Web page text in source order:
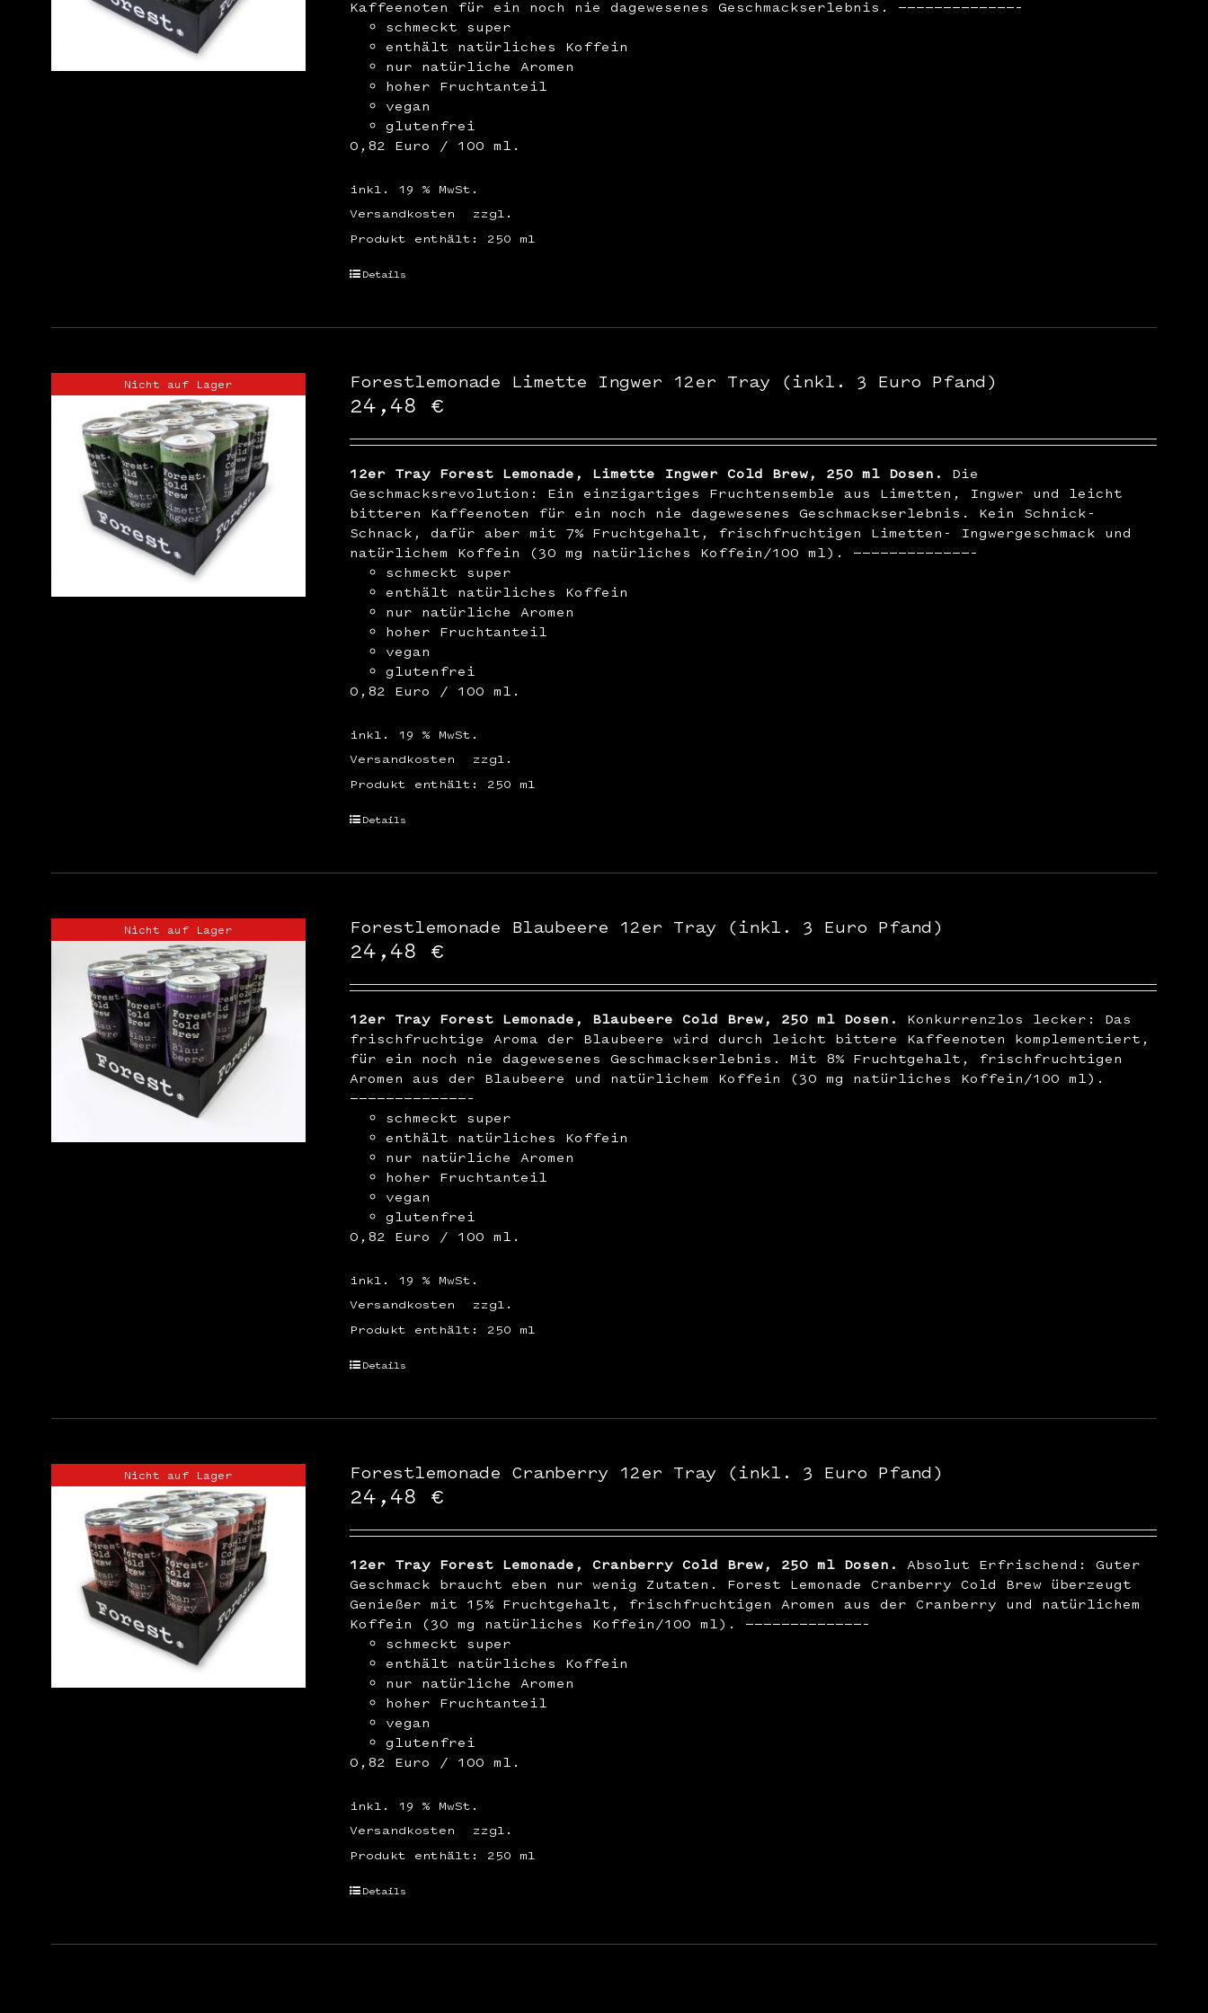
Kaffeenoten für ein noch nie dagewesenes Geschmackserlebnis. —————————————–
schmeckt super
enthält natürliches Koffein
nur natürliche Aromen
hoher Fruchtanteil
vegan
glutenfrei
0,82 Euro / 100 ml.
inkl. 19 % MwSt.
zzgl.
Versandkosten
Produkt enthält: 250 ml
Details
Nicht auf Lager Forestlemonade Limette Ingwer 12er Tray (inkl. 3 Euro Pfand)
24,48 €
12er Tray Forest Lemonade, Limette Ingwer Cold Brew, 250 ml Dosen.
Die
Geschmacksrevolution: Ein einzigartiges Fruchtensemble aus Limetten, Ingwer und leicht
bitteren Kaffeenoten für ein noch nie dagewesenes Geschmackserlebnis. Kein Schnick-
Schnack, dafür aber mit 7% Fruchtgehalt, frischfruchtigen Limetten- Ingwergeschmack und
natürlichem Koffein (30 mg natürliches Koffein/100 ml). —————————————–
schmeckt super
enthält natürliches Koffein
nur natürliche Aromen
hoher Fruchtanteil
vegan
glutenfrei
0,82 Euro / 100 ml.
inkl. 19 % MwSt.
zzgl.
Versandkosten
Produkt enthält: 250 ml
Details
Nicht auf Lager Forestlemonade Blaubeere 12er Tray (inkl. 3 Euro Pfand)
24,48 €
12er Tray Forest Lemonade, Blaubeere Cold Brew, 250 ml Dosen.
Konkurrenzlos lecker: Das
frischfruchtige Aroma der Blaubeere wird durch leicht bittere Kaffeenoten komplementiert,
für ein noch nie dagewesenes Geschmackserlebnis. Mit 8% Fruchtgehalt, frischfruchtigen
Aromen aus der Blaubeere und natürlichem Koffein (30 mg natürliches Koffein/100 ml).
—————————————–
schmeckt super
enthält natürliches Koffein
nur natürliche Aromen
hoher Fruchtanteil
vegan
glutenfrei
0,82 Euro / 100 ml.
inkl. 19 % MwSt.
zzgl.
Versandkosten
Produkt enthält: 250 ml
Details
Nicht auf Lager Forestlemonade Cranberry 12er Tray (inkl. 3 Euro Pfand)
24,48 €
12er Tray Forest Lemonade, Cranberry Cold Brew, 250 ml Dosen.
Absolut Erfrischend: Guter
Geschmack braucht eben nur wenig Zutaten. Forest Lemonade Cranberry Cold Brew überzeugt
Genießer mit 15% Fruchtgehalt, frischfruchtigen Aromen aus der Cranberry und natürlichem
Koffein (30 mg natürliches Koffein/100 ml). —————————————–
schmeckt super
enthält natürliches Koffein
nur natürliche Aromen
hoher Fruchtanteil
vegan
glutenfrei
0,82 Euro / 100 ml.
inkl. 19 % MwSt.
zzgl.
Versandkosten
Produkt enthält: 250 ml
Details